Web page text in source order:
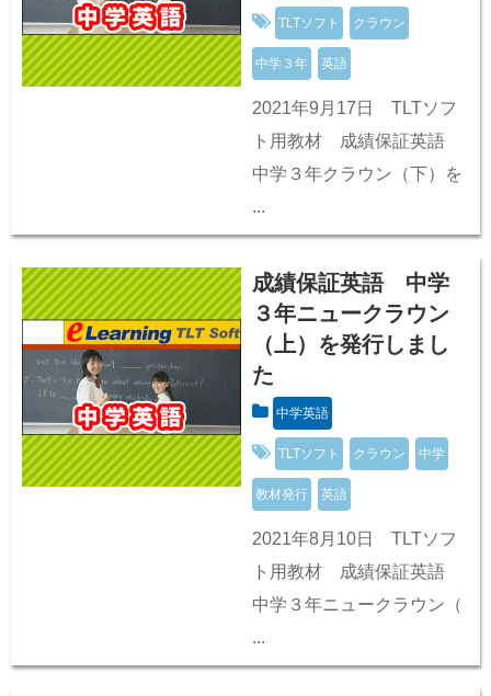
TLTソフト クラウン
中学３年 英語
2021年9月17日 TLTソフ
ト用教材 成績保証英語
中学３年クラウン（下）を
...
成績保証英語 中学
３年ニュークラウン
（上）を発行しまし
た
中学英語
TLTソフト クラウン 中学
教材発行 英語
2021年8月10日 TLTソフ
ト用教材 成績保証英語
中学３年ニュークラウン（
...